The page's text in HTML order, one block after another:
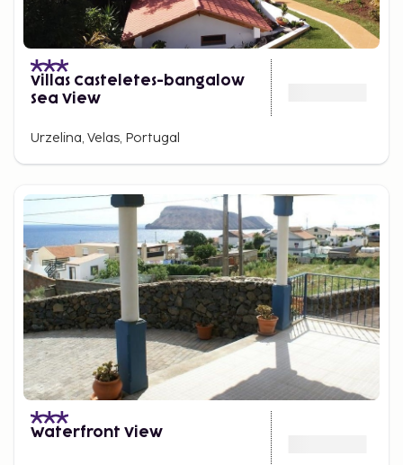
Villas Casteletes-bangalow
Sea View
Urzelina, Velas, Portugal
Waterfront View